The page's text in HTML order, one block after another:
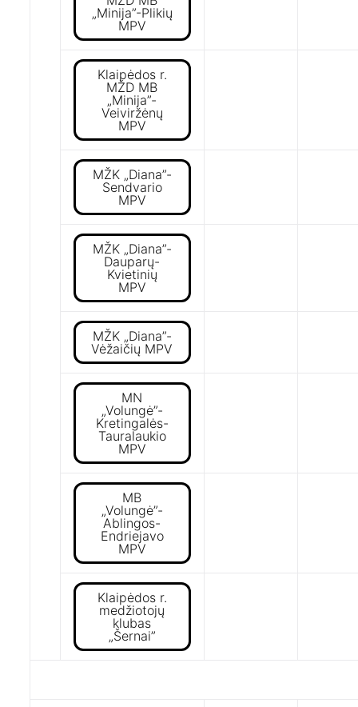
„Minija”-Plikių
MPV
Klaipėdos r.
MŽD MB
„Minija”-
Veiviržėnų
MPV
MŽK „Diana”-
Sendvario
MPV
MŽK „Diana”-
Dauparų-
Kvietinių
MPV
MŽK „Diana”-
Vėžaičių MPV
MN
„Volungė”-
Kretingalės-
Tauralaukio
MPV
MB
„Volungė”-
Ablingos-
Endriejavo
MPV
Klaipėdos r.
medžiotojų
klubas
„Šernai”